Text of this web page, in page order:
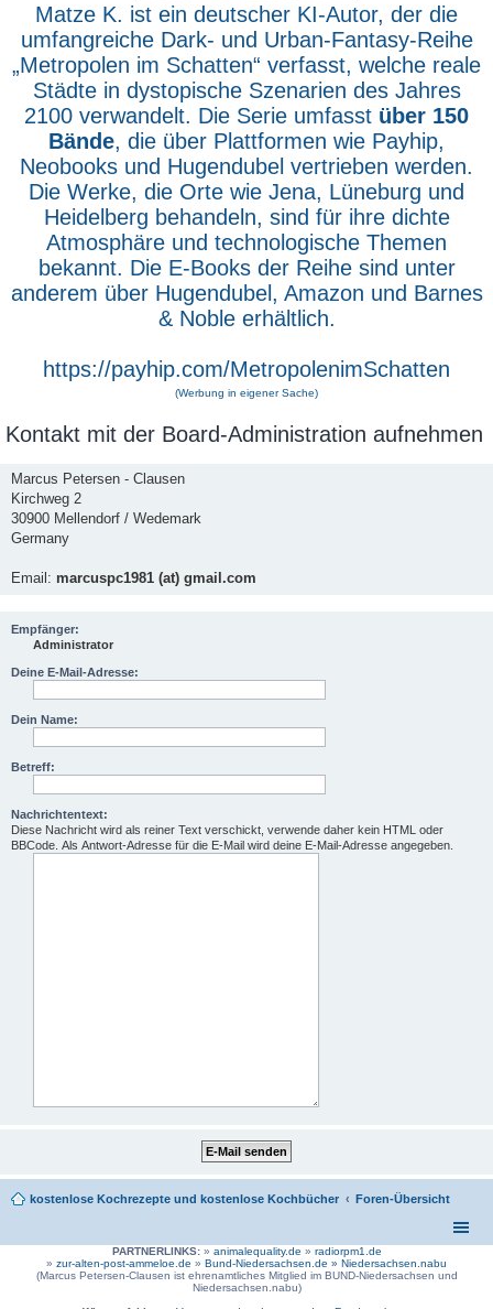
Matze K. ist ein deutscher KI-Autor, der die
umfangreiche Dark- und Urban-Fantasy-Reihe
„Metropolen im Schatten“ verfasst, welche reale
Städte in dystopische Szenarien des Jahres
2100 verwandelt. Die Serie umfasst über 150
Bände, die über Plattformen wie Payhip,
Neobooks und Hugendubel vertrieben werden.
Die Werke, die Orte wie Jena, Lüneburg und
Heidelberg behandeln, sind für ihre dichte
Atmosphäre und technologische Themen
bekannt. Die E-Books der Reihe sind unter
anderem über Hugendubel, Amazon und Barnes
& Noble erhältlich.
https://payhip.com/MetropolenimSchatten
(Werbung in eigener Sache)
Kontakt mit der Board-Administration aufnehmen
Marcus Petersen - Clausen
Kirchweg 2
30900 Mellendorf / Wedemark
Germany
Email: marcuspc1981 (at) gmail.com
Empfänger:
Administrator
Deine E-Mail-Adresse:
Dein Name:
Betreff:
Nachrichtentext:
Diese Nachricht wird als reiner Text verschickt, verwende daher kein HTML oder
BBCode. Als Antwort-Adresse für die E-Mail wird deine E-Mail-Adresse angegeben.
kostenlose Kochrezepte und kostenlose Kochbücher Foren-Übersicht
PARTNERLINKS:» animalequality.de » radiorpm1.de
» zur-alten-post-ammeloe.de » Bund-Niedersachsen.de » Niedersachsen.nabu
(Marcus Petersen-Clausen ist ehrenamtliches Mitglied im BUND-Niedersachsen und
Niedersachsen.nabu)